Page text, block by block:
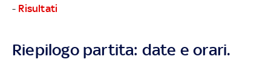
- Risultati
Riepilogo partita: date e orari.